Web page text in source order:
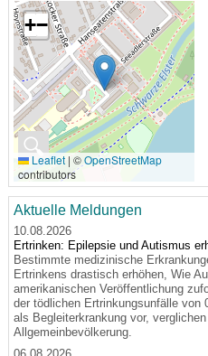
🔍
+−
Leaflet | ©OpenStreetMap
contributors
Aktuelle Meldungen
10.08.2026
Ertrinken: Epilepsie und Autismus
Bestimmte medizinische
Ertrinkens drastisch erhöhen, Wie
amerikanischen Veröffentlichung
der tödlichen Ertrinkungsunfälle von
als Begleiterkrankung vor,
Allgemeinbevölkerung.